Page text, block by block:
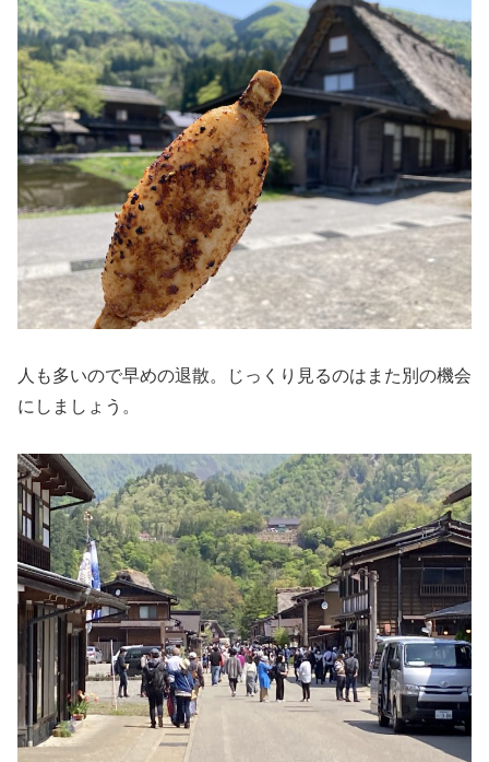
人も多いので早めの退散。じっくり見るのはまた別の機会
にしましょう。